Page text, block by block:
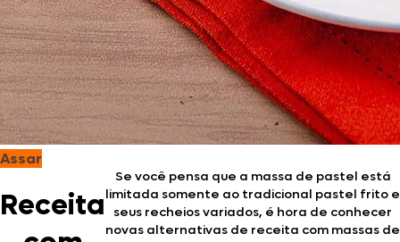
Assar
Receita
Se você pensa que a massa de pastel está
limitada somente ao tradicional pastel frito e
seus recheios variados, é hora de conhecer
novas alternativas de receita com massas de